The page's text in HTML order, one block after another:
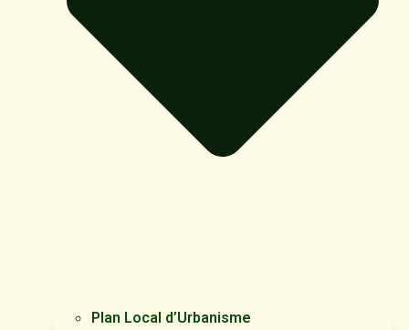
Plan Local d’Urbanisme